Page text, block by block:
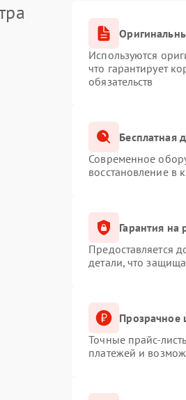
Используются
что гарантирует
обязательств
Бесплатная
Современное
восстановление в
Гарантия на
Предоставляется
детали, что
Прозрачное
Точные прайс-
платежей и